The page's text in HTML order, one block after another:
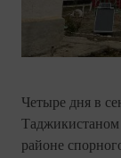
Четыре дня в
районе